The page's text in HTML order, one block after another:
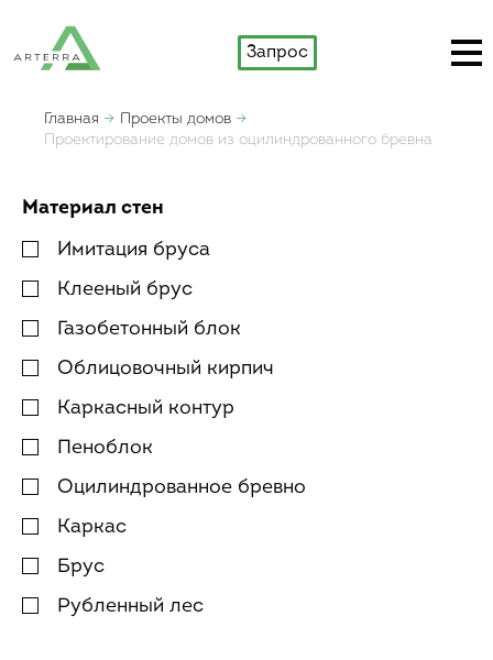
Запрос
Главная
Проекты домов
Проектирование домов из оцилиндрованного бревна
Материал стен
Имитация бруса
Клееный брус
Газобетонный блок
Облицовочный кирпич
Каркасный контур
Пеноблок
Оцилиндрованное бревно
Каркас
Брус
Рубленный лес